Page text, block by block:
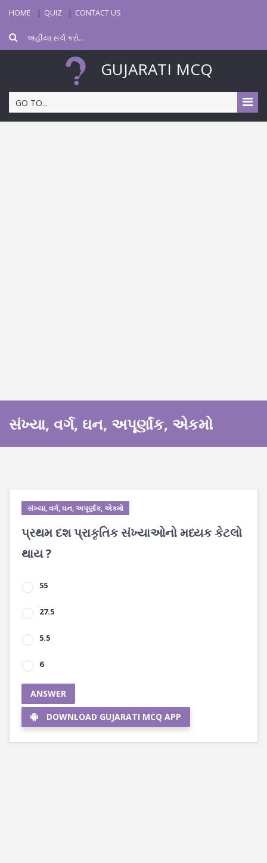
HOME QUIZ CONTACT US
GUJARATI MCQ
GO TO...
સંખ્યા, વર્ગ, ઘન, અપૂર્ણાંક, એકમો
સંખ્યા, વર્ગ, ઘન, અપૂર્ણાંક, એકમો
પ્રથમ દશ પ્રાકૃતિક સંખ્યાઓનો મધ્યક કેટલો
થાય ?
55
27.5
5.5
6
ANSWER
DOWNLOAD GUJARATI MCQ APP